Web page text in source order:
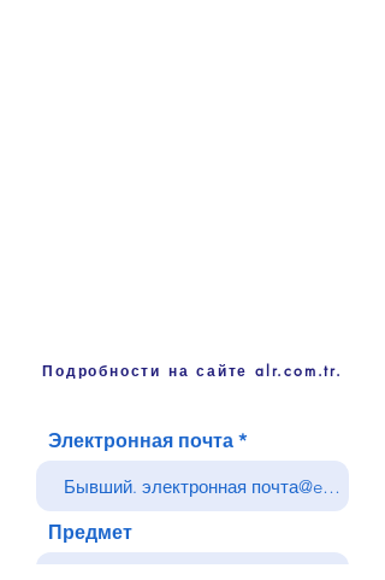
Подробности на сайте alr.com.tr.
Электронная почта
Предмет